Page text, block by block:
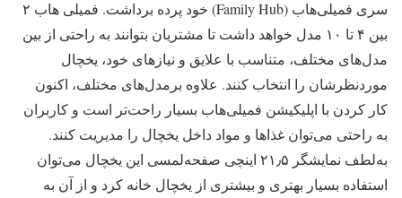
سری فمیلی‌هاب (Family Hub) خود پرده برداشت. فمیلی هاب ۲
بین ۴ تا ۱۰ مدل خواهد داشت تا مشتریان بتوانند به راحتی از بین
مدل‌های مختلف، متناسب با علایق و نیازهای خود، یخچال
موردنظرشان را انتخاب کنند. علاوه برمدل‌های مختلف، اکنون
کار کردن با اپلیکیشن فمیلی‌هاب بسیار راحت‌تر است و کاربران
به راحتی می‌توان غذاها و مواد داخل یخچال را مدیریت کنند.
به‌لطف نمایشگر ۲۱٫۵ اینچی صفحه‌لمسی این یخچال می‌توان
استفاده بسیار بهتری و بیشتری از یخچال خانه کرد و از آن به